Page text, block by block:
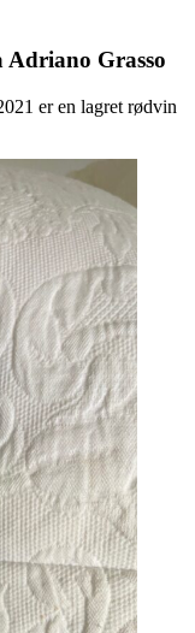
Adriano Grasso
er en lagret rødvin